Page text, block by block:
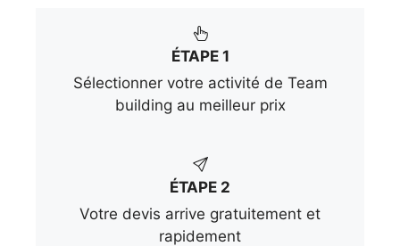
ÉTAPE 1
Sélectionner votre activité de Team
building au meilleur prix
ÉTAPE 2
Votre devis arrive gratuitement et
rapidement